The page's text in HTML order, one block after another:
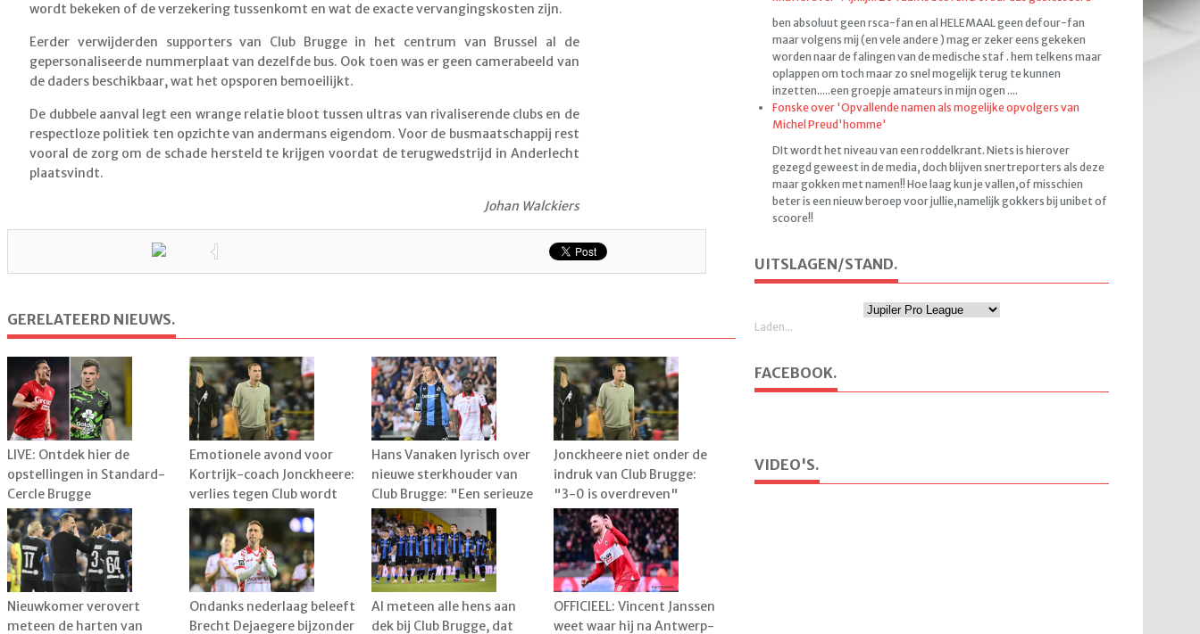
wordt bekeken of de verzekering tussenkomt en wat de exacte vervangingskosten zijn.
Eerder verwijderden supporters van Club Brugge in het centrum van Brussel al de
gepersonaliseerde nummerplaat van dezelfde bus. Ook toen was er geen camerabeeld van
de daders beschikbaar, wat het opsporen bemoeilijkt.
De dubbele aanval legt een wrange relatie bloot tussen ultras van rivaliserende clubs en de
respectloze politiek ten opzichte van andermans eigendom. Voor de busmaatschappij rest
vooral de zorg om de schade hersteld te krijgen voordat de terugwedstrijd in Anderlecht
plaatsvindt.
Johan Walckiers
GERELATEERD NIEUWS.
LIVE: Ontdek hier de
opstellingen in Standard-
Cercle Brugge
Emotionele avond voor
Kortrijk-coach Jonckheere:
verlies tegen Club wordt
plots bijzaak
Hans Vanaken lyrisch over
nieuwe sterkhouder van
Club Brugge: "Een serieuze
meerwaarde"
Jonckheere niet onder de
indruk van Club Brugge:
"3-0 is overdreven"
Nieuwkomer verovert
meteen de harten van
Ondanks nederlaag beleeft
Brecht Dejaegere bijzonder
Al meteen alle hens aan
dek bij Club Brugge, dat
OFFICIEEL: Vincent Janssen
weet waar hij na Antwerp-
ben absoluut geen rsca-fan en al HELEMAAL geen defour-fan
maar volgens mij (en vele andere ) mag er zeker eens gekeken
worden naar de falingen van de medische staf . hem telkens maar
oplappen om toch maar zo snel mogelijk terug te kunnen
inzetten.....een groepje amateurs in mijn ogen ....
Fonske over 'Opvallende namen als mogelijke opvolgers van
Michel Preud'homme'
DIt wordt het niveau van een roddelkrant. Niets is hierover
gezegd geweest in de media, doch blijven snertreporters als deze
maar gokken met namen!! Hoe laag kun je vallen,of misschien
beter is een nieuw beroep voor jullie,namelijk gokkers bij unibet of
scoore!!
UITSLAGEN/STAND.
Laden...
FACEBOOK.
VIDEO'S.